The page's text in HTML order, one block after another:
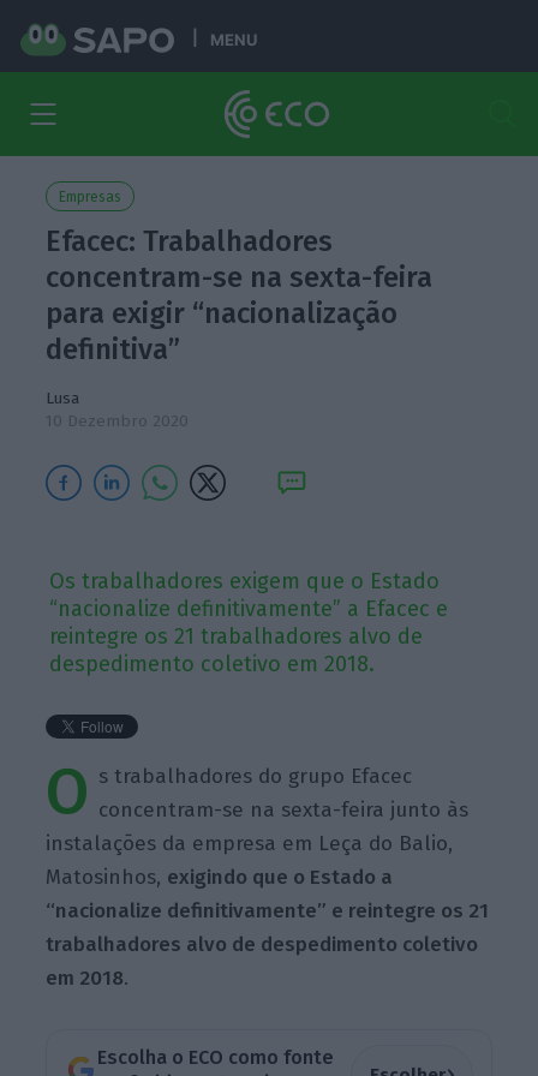
MENU
Empresas
Efacec: Trabalhadores
concentram-se na sexta-feira
para exigir “nacionalização
definitiva”
Lusa
10 Dezembro 2020
Os trabalhadores exigem que o Estado
“nacionalize definitivamente” a Efacec e
reintegre os 21 trabalhadores alvo de
despedimento coletivo em 2018.
O s trabalhadores do grupo Efacec
concentram-se na sexta-feira junto às
instalações da empresa em Leça do Balio,
Matosinhos, exigindo que o Estado a
“nacionalize definitivamente” e reintegre os 21
trabalhadores alvo de despedimento coletivo
em 2018.
Escolha o ECO como fonte